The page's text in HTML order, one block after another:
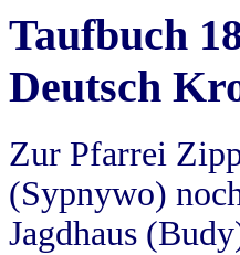
Taufbuch
Deutsch
Zur Pfarrei
(Sypnywo)
Jagdhaus